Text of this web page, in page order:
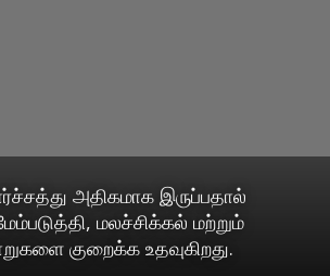
அதிகமாக இருப்பதால்
மலச்சிக்கல் மற்றும்
குறைக்க உதவுகிறது.